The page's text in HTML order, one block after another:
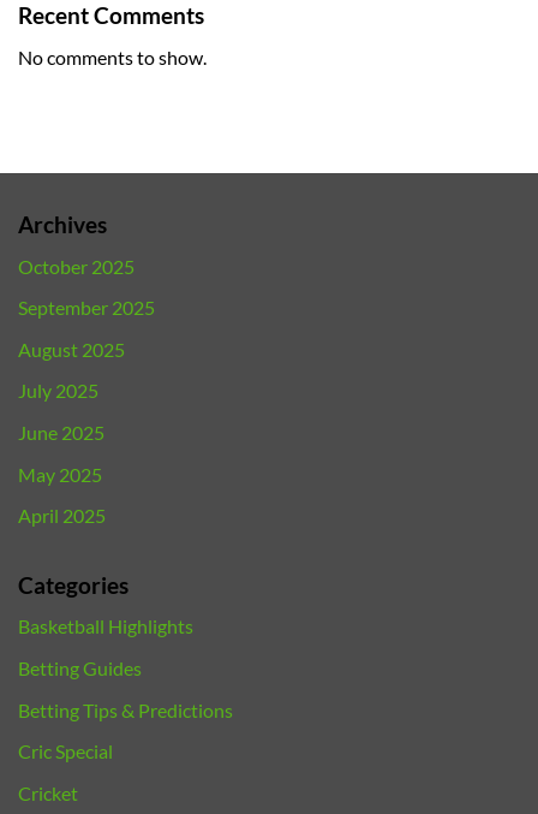
Recent Comments
No comments to show.
Archives
October 2025
September 2025
August 2025
July 2025
June 2025
May 2025
April 2025
Categories
Basketball Highlights
Betting Guides
Betting Tips & Predictions
Cric Special
Cricket